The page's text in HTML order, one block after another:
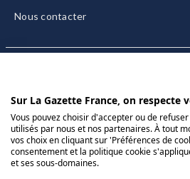
Nous contacter
CGU/CGV
Données personnelles
Charte sur les cookies
Sur La Gazette France, on respecte
Vous pouvez choisir d'accepter ou de
utilisés par nous et nos partenaires. À tout
vos choix en cliquant sur 'Préférences de
consentement et la politique cookie
et ses sous-domaines.